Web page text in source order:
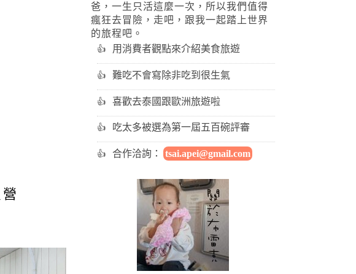
爸，一生只活這麼一次，所以我們值得
瘋狂去冒險，走吧，跟我一起踏上世界
的旅程吧。
用消費者觀點來介紹美食旅遊
難吃不會寫除非吃到很生氣
喜歡去泰國跟歐洲旅遊啦
吃太多被選為第一屆五百碗評審
合作洽詢： tsai.apei@gmail.com